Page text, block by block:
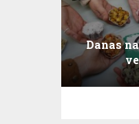
Danas